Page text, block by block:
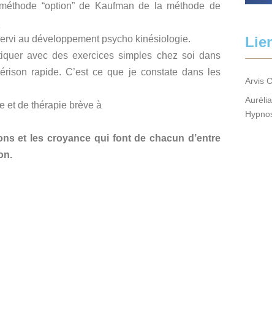
“option” de Kaufman de la méthode de
au développement psycho kinésiologie.
avec des exercices simples chez soi dans
rapide. C’est ce que je constate dans les
et de thérapie brève à
et les croyance qui font de chacun d’entre
Arvis